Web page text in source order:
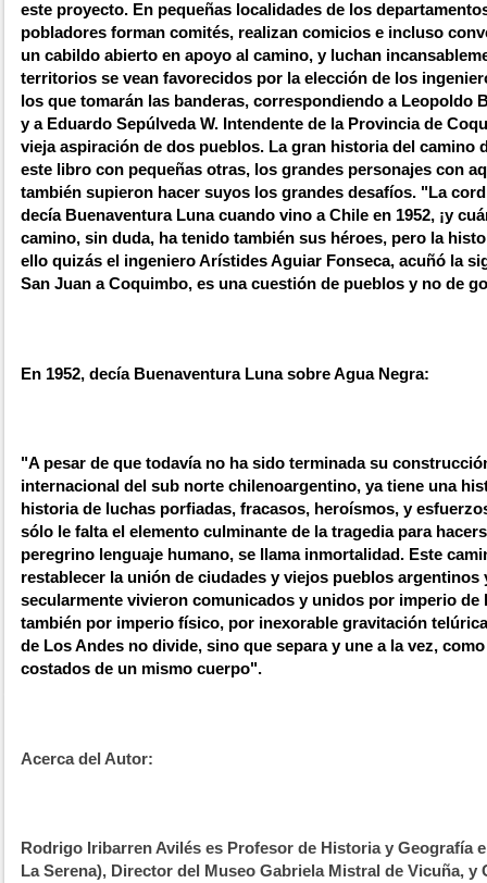
este proyecto. En pequeñas localidades de los
pobladores forman comités, realizan comicios e incluso
un cabildo abierto en apoyo al camino, y luchan
territorios se vean favorecidos por la elección de los
los que tomarán las banderas, correspondiendo a Leopoldo
y a Eduardo Sepúlveda W. Intendente de la Provincia de
vieja aspiración de dos pueblos. La gran historia del camino
este libro con pequeñas otras, los grandes personajes con
también supieron hacer suyos los grandes desafíos. "La
decía Buenaventura Luna cuando vino a Chile en 1952, ¡y
camino, sin duda, ha tenido también sus héroes, pero la
ello quizás el ingeniero Arístides Aguiar Fonseca, acuñó la
San Juan a Coquimbo, es una cuestión de pueblos y no de
En 1952, decía Buenaventura Luna sobre Agua Negra:
"A pesar de que todavía no ha sido terminada su
internacional del sub norte chilenoargentino, ya tiene una
historia de luchas porfiadas, fracasos, heroísmos, y
sólo le falta el elemento culminante de la tragedia para
peregrino lenguaje humano, se llama inmortalidad. Este
restablecer la unión de ciudades y viejos pueblos
secularmente vivieron comunicados y unidos por imperio de
también por imperio físico, por inexorable gravitación
de Los Andes no divide, sino que separa y une a la vez,
costados de un mismo cuerpo".
Acerca del Autor:
Rodrigo Iribarren Avilés es Profesor de Historia y Geografía
La Serena), Director del Museo Gabriela Mistral de Vicuña,